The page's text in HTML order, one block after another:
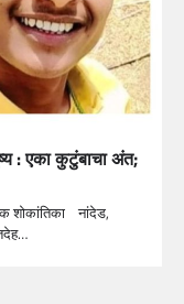
: एका कुटुंबाचा अंत;
शोकांतिका नांदेड,